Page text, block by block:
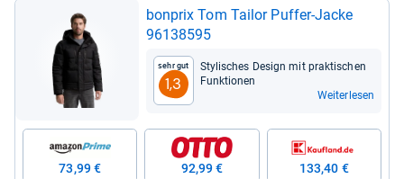
bon­prix Tom Tai­lor Puf­fer-​Jacke
96138595
Sehr gut
1,3
Sty­li­sches Design mit prak­ti­schen
Funk­tio­nen
Weiterlesen
73,99 € 92,99 € 133,40 €